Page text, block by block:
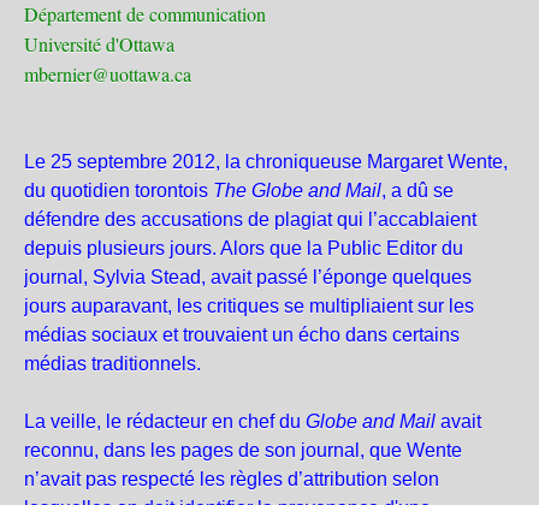
Département de communication
Université d'Ottawa
mbernier@uottawa.ca
Le 25 septembre 2012, la chroniqueuse Margaret Wente,
du quotidien torontois The Globe and Mail, a dû se
défendre des accusations de plagiat qui l’accablaient
depuis plusieurs jours. Alors que la Public Editor du
journal, Sylvia Stead, avait passé l’éponge quelques
jours auparavant, les critiques se multipliaient sur les
médias sociaux et trouvaient un écho dans certains
médias traditionnels.
La veille, le rédacteur en chef du Globe and Mail avait
reconnu, dans les pages de son journal, que Wente
n’avait pas respecté les règles d’attribution selon